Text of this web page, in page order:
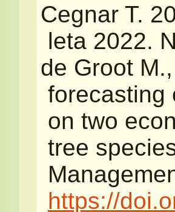
Cegnar T.
leta 2022.
de Groot
forecasting
on two
tree
https://